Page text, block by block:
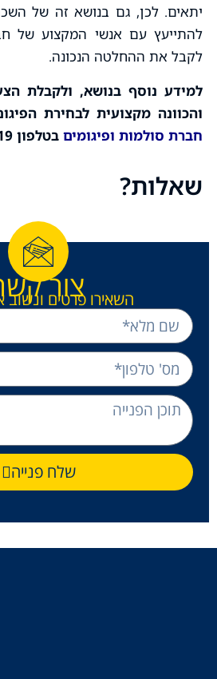
יתאים. לכן, גם בנושא זה של
להתייעץ עם אנשי המקצוע של
לקבל את ההחלטה הנכונה.
למידע נוסף בנושא, ולקבלת
והכוונה מקצועית לבחירת
חברת סולמות ופיגומיםבטלפון 055-2116619.
שאלות?
צור
השאירו פרטים ונשוב
שלח פנייה